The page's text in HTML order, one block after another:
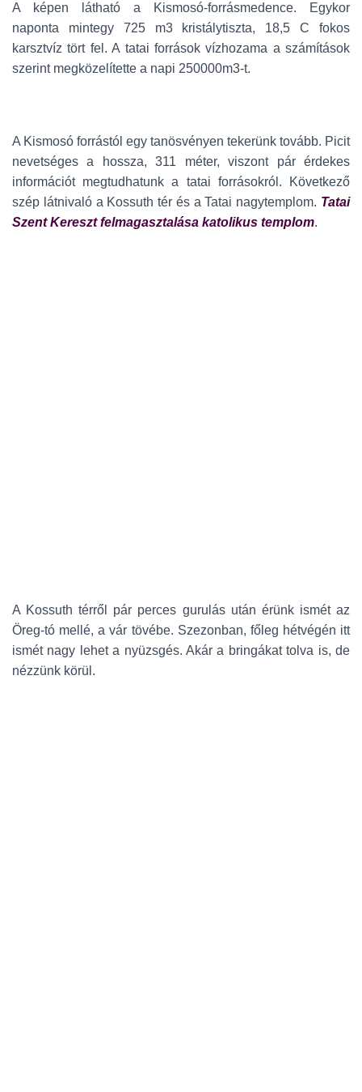
A képen látható a Kismosó-forrásmedence. Egykor
naponta mintegy 725 m3 kristálytiszta, 18,5 C fokos
karsztvíz tört fel. A tatai források vízhozama a számítások
szerint megközelítette a napi 250000m3-t.
A Kismosó forrástól egy tanösvényen tekerünk tovább. Picit
nevetséges a hossza, 311 méter, viszont pár érdekes
információt megtudhatunk a tatai forrásokról. Következő
szép látnivaló a Kossuth tér és a Tatai nagytemplom. Tatai
Szent Kereszt felmagasztalása katolikus templom.
A Kossuth térről pár perces gurulás után érünk ismét az
Öreg-tó mellé, a vár tövébe. Szezonban, főleg hétvégén itt
ismét nagy lehet a nyüzsgés. Akár a bringákat tolva is, de
nézzünk körül.